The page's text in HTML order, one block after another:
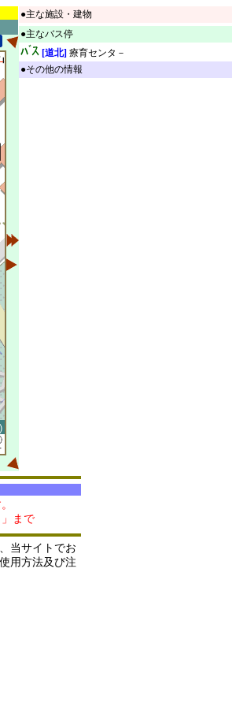
●主な施設・建物
●主なバス停
[道北] 療育センタ－
●その他の情報
まで
当サイトでお
用方法及び注